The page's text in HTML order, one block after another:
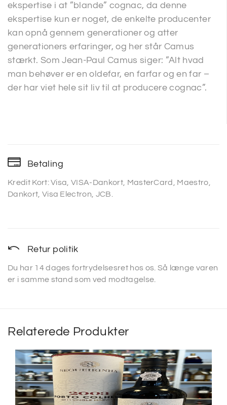
ekspertise i at ”blande” cognac, da denne
ekspertise kun er noget, de enkelte producenter
kan opnå gennem generationer og atter
generationers erfaringer, og her står Camus
stærkt. Som Jean-Paul Camus siger: ”Alt hvad
man behøver er en oldefar, en farfar og en far –
der har viet hele sit liv til at producere cognac”.
Betaling
Kredit Kort: Visa, VISA-Dankort, MasterCard, Maestro,
Dankort, Visa Electron, JCB.
Retur politik
Du har 14 dages fortrydelsesret hos os. Så længe varen
er i samme stand som ved modtagelse.
Relaterede Produkter